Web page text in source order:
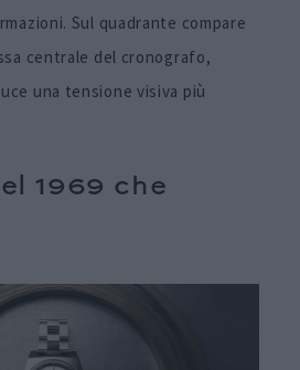
Sul quadrante compare
centrale del cronografo,
una tensione visiva più
1969 che